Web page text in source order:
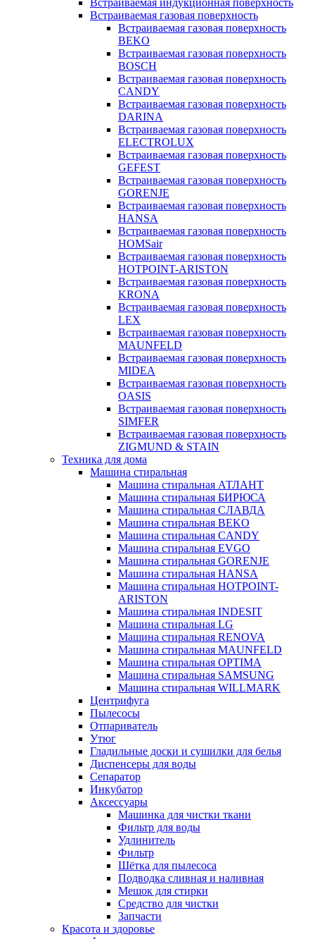
Встраиваемая индукционная поверхность
Встраиваемая газовая поверхность
Встраиваемая газовая поверхность
BEKO
Встраиваемая газовая поверхность
BOSCH
Встраиваемая газовая поверхность
CANDY
Встраиваемая газовая поверхность
DARINA
Встраиваемая газовая поверхность
ELECTROLUX
Встраиваемая газовая поверхность
GEFEST
Встраиваемая газовая поверхность
GORENJE
Встраиваемая газовая поверхность
HANSA
Встраиваемая газовая поверхность
HOMSair
Встраиваемая газовая поверхность
HOTPOINT-ARISTON
Встраиваемая газовая поверхность
KRONA
Встраиваемая газовая поверхность
LEX
Встраиваемая газовая поверхность
MAUNFELD
Встраиваемая газовая поверхность
MIDEA
Встраиваемая газовая поверхность
OASIS
Встраиваемая газовая поверхность
SIMFER
Встраиваемая газовая поверхность
ZIGMUND & STAIN
Техника для дома
Машина стиральная
Машина стиральная АТЛАНТ
Машина стиральная БИРЮСА
Машина стиральная СЛАВДА
Машина стиральная BEKO
Машина стиральная CANDY
Машина стиральная EVGO
Машина стиральная GORENJE
Машина стиральная HANSA
Машина стиральная HOTPOINT-
ARISTON
Машина стиральная INDESIT
Машина стиральная LG
Машина стиральная RENOVA
Машина стиральная MAUNFELD
Машина стиральная OPTIMA
Машина стиральная SAMSUNG
Машина стиральная WILLMARK
Центрифуга
Пылесосы
Отпариватель
Утюг
Гладильные доски и сушилки для белья
Диспенсеры для воды
Сепаратор
Инкубатор
Аксессуары
Машинка для чистки ткани
Фильтр для воды
Удлинитель
Фильтр
Шётка для пылесоса
Подводка сливная и наливная
Мешок для стирки
Средство для чистки
Запчасти
Красота и здоровье